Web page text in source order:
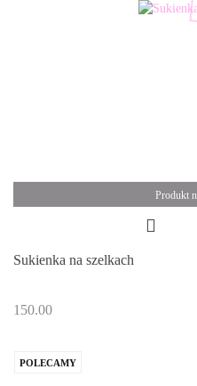
Produkt
Sukienka na szelkach
150.00
POLECAMY